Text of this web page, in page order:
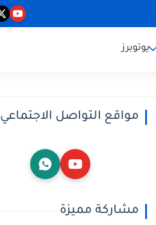
يوتوبرز
مواقع التواصل الاجتماعي
مشاركة مميزة